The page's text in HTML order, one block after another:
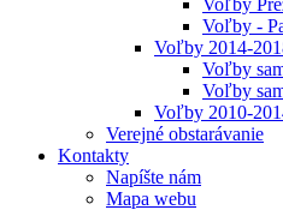
Voľby
Voľby -
Voľby 2014-
Voľby
Voľby
Voľby 2010-
Verejné obstarávanie
Kontakty
Napíšte nám
Mapa webu